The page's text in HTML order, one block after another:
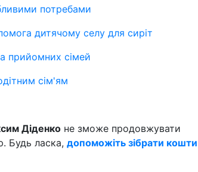
потребами
дитячому селу для сиріт
прийомних сімей
сім'ям
Діденко не зможе продовжувати
Будь ласка, допоможіть зібрати